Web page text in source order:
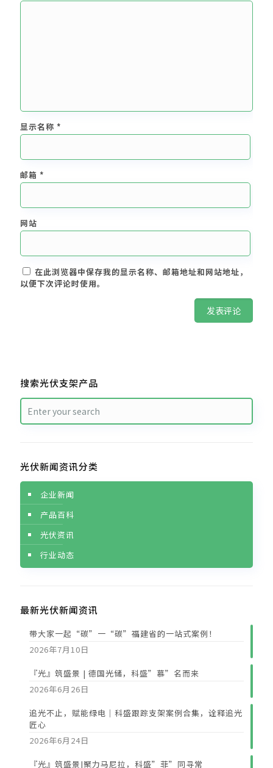
显示名称 *
邮箱 *
网站
在此浏览器中保存我的显示名称、邮箱地址和网站地址，
以便下次评论时使用。
搜索光伏支架产品
光伏新闻资讯分类
企业新闻
产品百科
光伏资讯
行业动态
最新光伏新闻资讯
带大家一起“碳”一“碳”福建省的一站式案例！
2026年7月10日
『光』筑盛景 | 德国光储，科盛”慕”名而来
2026年6月26日
追光不止，赋能绿电｜科盛跟踪支架案例合集，诠释追光
匠心
2026年6月24日
『光』筑盛景|聚力马尼拉，科盛”菲”同寻常